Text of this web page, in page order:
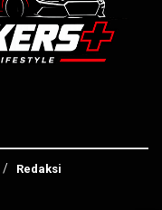
Redaksi